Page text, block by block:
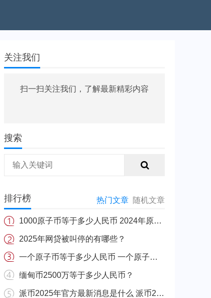
关注我们
扫一扫关注我们，了解最新精彩内容
搜索
排行榜 热门文章 随机文章
1000原子币等于多少人民币 2024年原子币最新价格介绍一览
2025年网贷被叫停的有哪些？
一个原子币等于多少人民币 一个原子币价格介绍
缅甸币2500万等于多少人民币？
派币2025年官方最新消息是什么 派币2025年官方最新消息真实分享